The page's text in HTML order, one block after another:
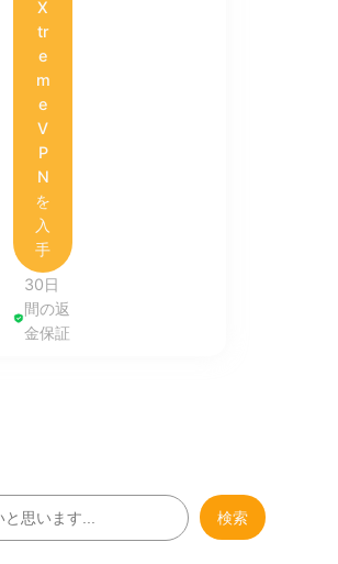
X
tr
e
m
e
V
P
N
を
入
手
30日
間の返
金保証
検索